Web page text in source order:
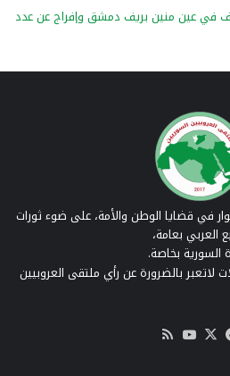
في عين منين بريف دمشق وإفراج عن عدد
في قضايا الوطن والأمة، على ضوء ثورات
العربي بعامة،
السورية بخاصة.
لاتعبر بالضرورة عن رأي ملتقى العروبيين
فيسبوك
‫X
‫YouTube